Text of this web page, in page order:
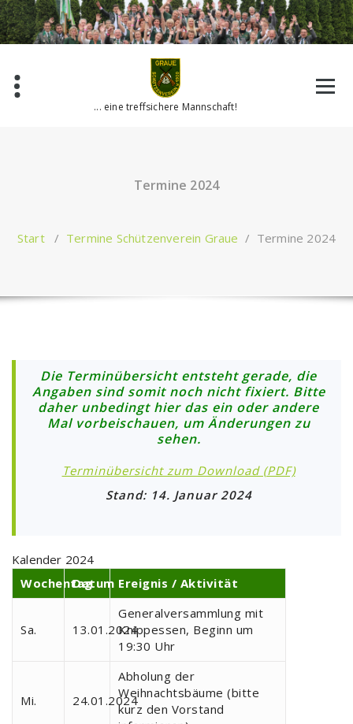
Zum
Inhalt
springen
... eine treffsichere Mannschaft!
Termine 2024
Start/ Termine Schützenverein Graue / Termine 2024
Die Terminübersicht entsteht gerade, die
Angaben sind somit noch nicht fixiert. Bitte
daher unbedingt hier das ein oder andere
Mal vorbeischauen, um Änderungen zu
sehen.
Terminübersicht zum Download (PDF)
Stand: 14. Januar 2024
Kalender 2024
WochentagDatum Ereignis / Aktivität
Sa. 13.01.2024
Generalversammlung mit
Knippessen, Beginn um
19:30 Uhr
Mi. 24.01.2024
Abholung der
Weihnachtsbäume (bitte
kurz den Vorstand